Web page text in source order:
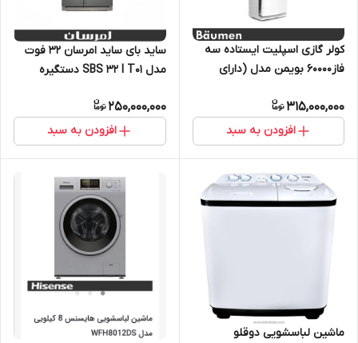
کولر گازی اسپلیت ایستاده سه
فاز60000 بویمن مدل (دارای
کاسپین)BFH-60FM
315,000,000
افزودن به سبد
ساید بای ساید امرسان 32 فوت
مدل SBS 32 I T01 دستگيره
250,000,000
افزودن به سبد
ماشین لباسشویی دوقلو